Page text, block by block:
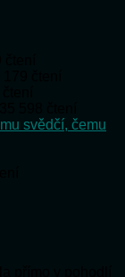
svědčí, čemu